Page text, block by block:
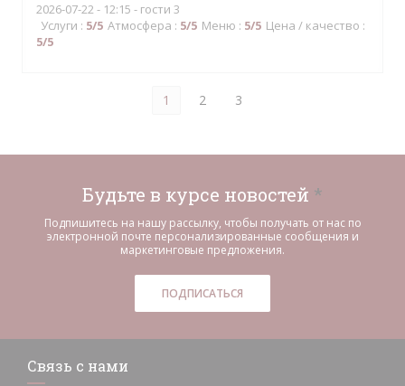
2026-07-22 - 12:15 - гости 3
Услуги : 5/5 Атмосфера : 5/5 Меню : 5/5 Цена / качество :
5/5
1 2 3
Будьте в курсе новостей *
Подпишитесь на нашу рассылку, чтобы получать от нас по
электронной почте персонализированные сообщения и
маркетинговые предложения.
ПОДПИСАТЬСЯ
Связь с нами